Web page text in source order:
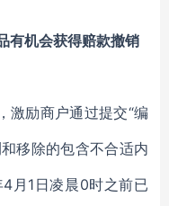
有机会获得赔款撤销
激励商户通过提交“编
移除的包含不合适内
月1日凌晨0时之前已